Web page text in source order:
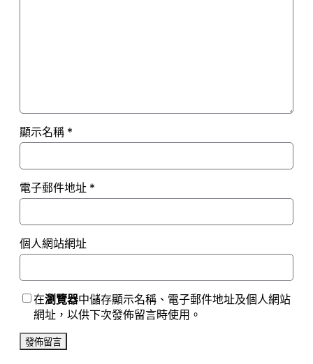
顯示名稱 *
電子郵件地址 *
個人網站網址
在瀏覽器中儲存顯示名稱、電子郵件地址及個人網站
網址，以供下次發佈留言時使用。